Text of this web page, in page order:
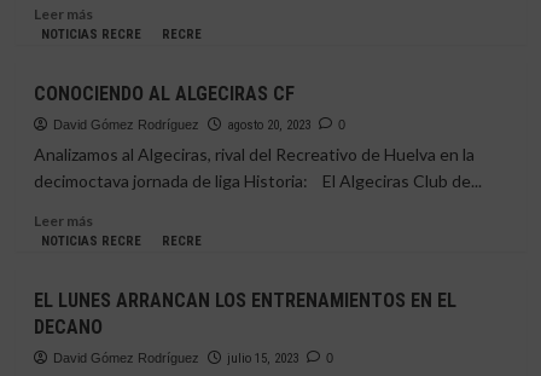
Leer másLeer
más
CÁRDENAS,
LA
MIREIA
BELMONTE
ONUBENSE
NOTICIAS RECRE RECRE
CONOCIENDO AL ALGECIRAS CF
David Gómez Rodríguez agosto 20, 2023 0
Analizamos al Algeciras, rival del Recreativo de Huelva en la
decimoctava jornada de liga Historia: El Algeciras Club de...
Leer másLeer
más
AL
ALGECIRAS
CF
NOTICIAS RECRE RECRE
EL LUNES ARRANCAN LOS ENTRENAMIENTOS EN EL
DECANO
David Gómez Rodríguez julio 15, 2023 0